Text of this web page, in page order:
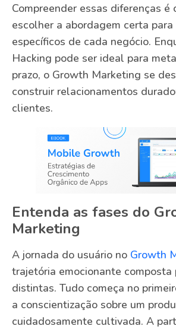
Compreender essas diferenças é
escolher a abordagem certa
específicos de cada negócio.
Hacking pode ser ideal para
prazo, o Growth Marketing se
construir relacionamentos
clientes.
Entenda as fases do
Marketing
A jornada do usuário no Growth
trajetória emocionante composta
distintas. Tudo começa no
a conscientização sobre um
cuidadosamente cultivada. A